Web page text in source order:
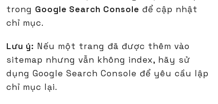
trong Google Search Console để cập nhật
chỉ mục.
Lưu ý: Nếu một trang đã được thêm vào
sitemap nhưng vẫn không index, hãy sử
dụng Google Search Console để yêu cầu lập
chỉ mục lại.